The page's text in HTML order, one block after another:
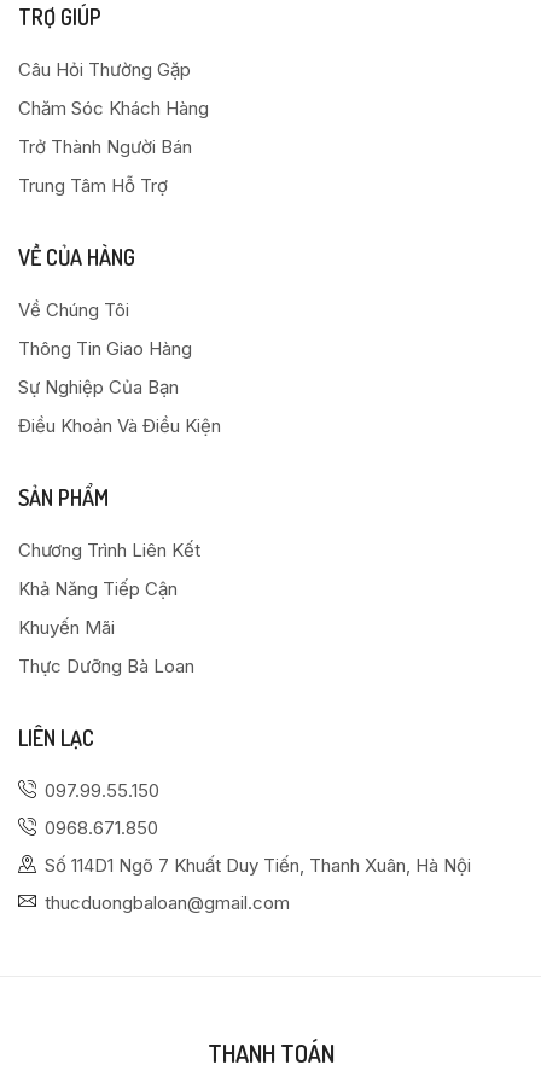
TRỢ GIÚP
Câu Hỏi Thường Gặp
Chăm Sóc Khách Hàng
Trở Thành Người Bán
Trung Tâm Hỗ Trợ
VỀ CỦA HÀNG
Về Chúng Tôi
Thông Tin Giao Hàng
Sự Nghiệp Của Bạn
Điều Khoản Và Điều Kiện
SẢN PHẨM
Chương Trình Liên Kết
Khả Năng Tiếp Cận
Khuyến Mãi
Thực Dưỡng Bà Loan
LIÊN LẠC
097.99.55.150
0968.671.850
Số 114D1 Ngõ 7 Khuất Duy Tiến, Thanh Xuân, Hà Nội
thucduongbaloan@gmail.com
THANH TOÁN